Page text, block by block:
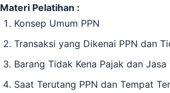
Materi Pelatihan :
Konsep Umum PPN
Transaksi yang Dikenai PPN dan
Barang Tidak Kena Pajak dan Jasa
Saat Terutang PPN dan Tempat